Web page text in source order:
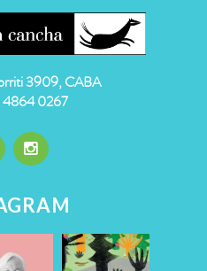
3909, CABA
4864 0267